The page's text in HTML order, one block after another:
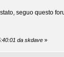
seguo questo
da skdave»